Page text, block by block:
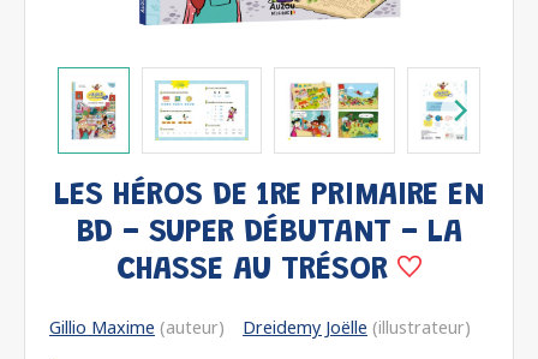
LES HÉROS DE 1RE PRIMAIRE EN
BD - SUPER DÉBUTANT - LA
CHASSE AU TRÉSOR
Gillio Maxime (auteur) Dreidemy Joëlle (illustrateur)